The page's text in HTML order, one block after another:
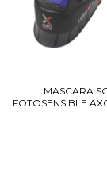
MASCARA
FOTOSENSIBLE